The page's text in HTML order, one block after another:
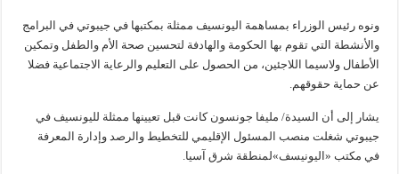
ونوه رئيس الوزراء بمساهمة اليونسيف ممثلة بمكتبها في جيبوتي في البرامج
والأنشطة التي تقوم بها الحكومة والهادفة لتحسين صحة الأم والطفل وتمكين
الأطفال ولاسيما اللاجئين، من الحصول على التعليم والرعاية الاجتماعية فضلا
عن حماية حقوقهم.
يشار إلى أن السيدة/ مليفا جونسون كانت قبل تعيينها ممثلة لليونسيف في
جيبوتي شغلت منصب المسئول الإقليمي للتخطيط والرصد وإدارة المعرفة
في مكتب «اليونيسف»لمنطقة شرق آسيا.